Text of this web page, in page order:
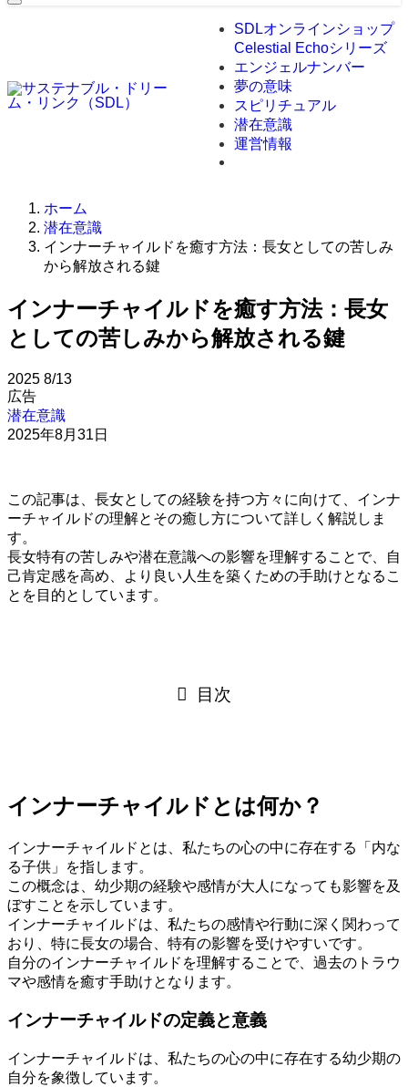
SDLオンラインショップ
Celestial Echoシリーズ
エンジェルナンバー
夢の意味
スピリチュアル
潜在意識
運営情報
ホーム
潜在意識
インナーチャイルドを癒す方法：長女としての苦しみ
から解放される鍵
インナーチャイルドを癒す方法：長女
としての苦しみから解放される鍵
2025 8/13
広告
潜在意識
2025年8月31日
この記事は、長女としての経験を持つ方々に向けて、インナ
ーチャイルドの理解とその癒し方について詳しく解説しま
す。
長女特有の苦しみや潜在意識への影響を理解することで、自
己肯定感を高め、より良い人生を築くための手助けとなるこ
とを目的としています。
目次
インナーチャイルドとは何か？
インナーチャイルドとは、私たちの心の中に存在する「内な
る子供」を指します。
この概念は、幼少期の経験や感情が大人になっても影響を及
ぼすことを示しています。
インナーチャイルドは、私たちの感情や行動に深く関わって
おり、特に長女の場合、特有の影響を受けやすいです。
自分のインナーチャイルドを理解することで、過去のトラウ
マや感情を癒す手助けとなります。
インナーチャイルドの定義と意義
インナーチャイルドは、私たちの心の中に存在する幼少期の
自分を象徴しています。